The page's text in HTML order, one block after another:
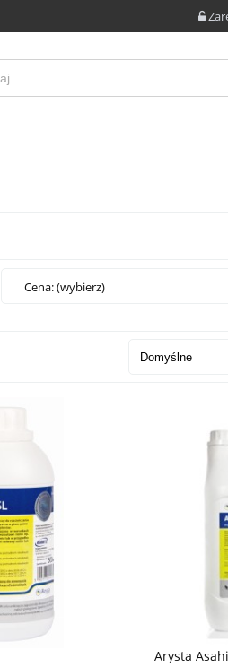
Cena: (wybierz)
Arysta